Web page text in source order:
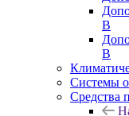
В
В
Системы
Средства